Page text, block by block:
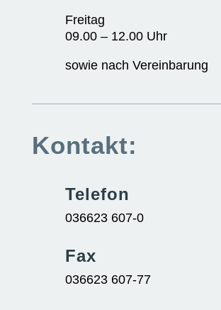
Freitag
09.00 – 12.00 Uhr
sowie nach Vereinbarung
Kontakt:
Telefon
036623 607-0
Fax
036623 607-77